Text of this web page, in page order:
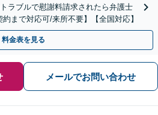
ラブルで慰謝料請求されたら弁護士
まで対応可/来所不要】【全国対応】
料金表を見る
メールでお問い合わせ